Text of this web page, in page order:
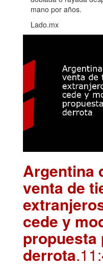
mano por años.
Lado.mx
Argentina
venta de
cede y
propuesta
derrota